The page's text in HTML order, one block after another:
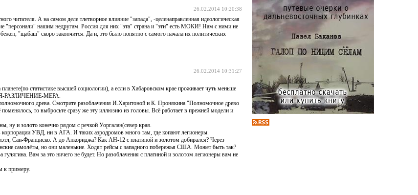
26.02.2014 10:20:38
читателя. А на самом деле тлетворное влияние "запада", -целенаправленная идеологическая
"персонали" нашим недругам. Россия для них "эта" страна и "эти" есть МОКИ! Нам с ними не
"щабаш" скоро закончится. Да и, это было понятно с самого начала их политических
26.02.2014 10:31:27
статистике высшей социологии), а если в Хабаровском крае проживает чуть меньше
РАЗЛИЧЕНИЕ-МЕРА.
древа. Смотрите разоблачения И.Харитоной и К. Пронякина "Полномочное древо
то выбросьте сразу же эту иллюзию из головы. Всё работает в прежней модели и
ну и золото конечно рядом с речкой Уоргалан(север края.
УВД, ни в АГА. И таких аэродромов много там, где копают легионеры.
Сан-Франциско. А до Анкориджа? Как АН-12 с платиной и золотом добирался? Через
самолёты, но они маленькие. Ходят рейсы с западного побережья США. Может быть так?
Вам за это ничего не будет. Но разоблачения с платиной и золотом легионеры вам не
к примеру.